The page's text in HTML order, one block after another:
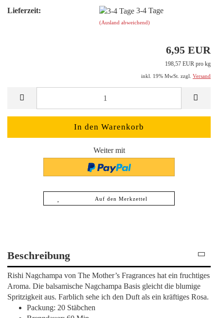
Lieferzeit:
3-4 Tage
(Ausland abweichend)
6,95 EUR
198,57 EUR pro kg
inkl. 19% MwSt. zzgl. Versand
Weiter mit
Auf den Merkzettel
Beschreibung
Rishi Nagchampa von The Mother’s Fragrances hat ein fruchtiges
Aroma. Die balsamische Nagchampa Basis gleicht die blumige
Spritzigkeit aus. Farblich sehe ich den Duft als ein kräftiges Rosa.
Packung: 20 Stäbchen